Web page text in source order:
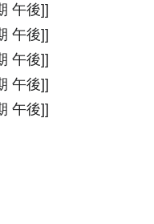
午後]]
午後]]
午後]]
午後]]
午後]]